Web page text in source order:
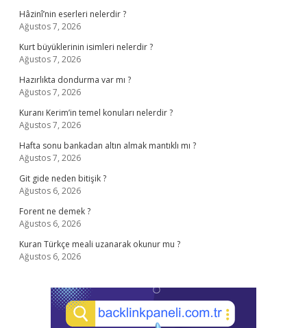
Hâzinî’nin eserleri nelerdir ?
Ağustos 7, 2026
Kurt büyüklerinin isimleri nelerdir ?
Ağustos 7, 2026
Hazırlıkta dondurma var mı ?
Ağustos 7, 2026
Kuranı Kerim’in temel konuları nelerdir ?
Ağustos 7, 2026
Hafta sonu bankadan altın almak mantıklı mı ?
Ağustos 7, 2026
Git gide neden bitişik ?
Ağustos 6, 2026
Forent ne demek ?
Ağustos 6, 2026
Kuran Türkçe meali uzanarak okunur mu ?
Ağustos 6, 2026